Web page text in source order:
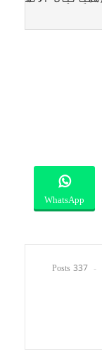
WhatsApp
337 Posts